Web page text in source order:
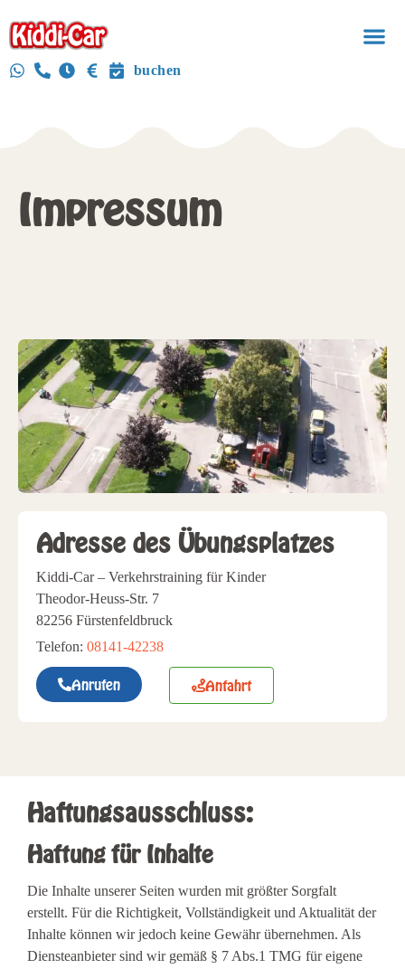
buchen
Impressum
Adresse des Übungsplatzes
Kiddi-Car – Verkehrstraining für Kinder
Theodor-Heuss-Str. 7
82256 Fürstenfeldbruck
Telefon: 08141-42238
Anrufen Anfahrt
Haftungsausschluss:
Haftung für Inhalte
Die Inhalte unserer Seiten wurden mit größter Sorgfalt
erstellt. Für die Richtigkeit, Vollständigkeit und Aktualität der
Inhalte können wir jedoch keine Gewähr übernehmen. Als
Diensteanbieter sind wir gemäß § 7 Abs.1 TMG für eigene